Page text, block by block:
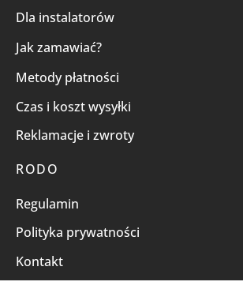
Dla instalatorów
Jak zamawiać?
Metody płatności
Czas i koszt wysyłki
Reklamacje i zwroty
RODO
Regulamin
Polityka prywatności
Kontakt